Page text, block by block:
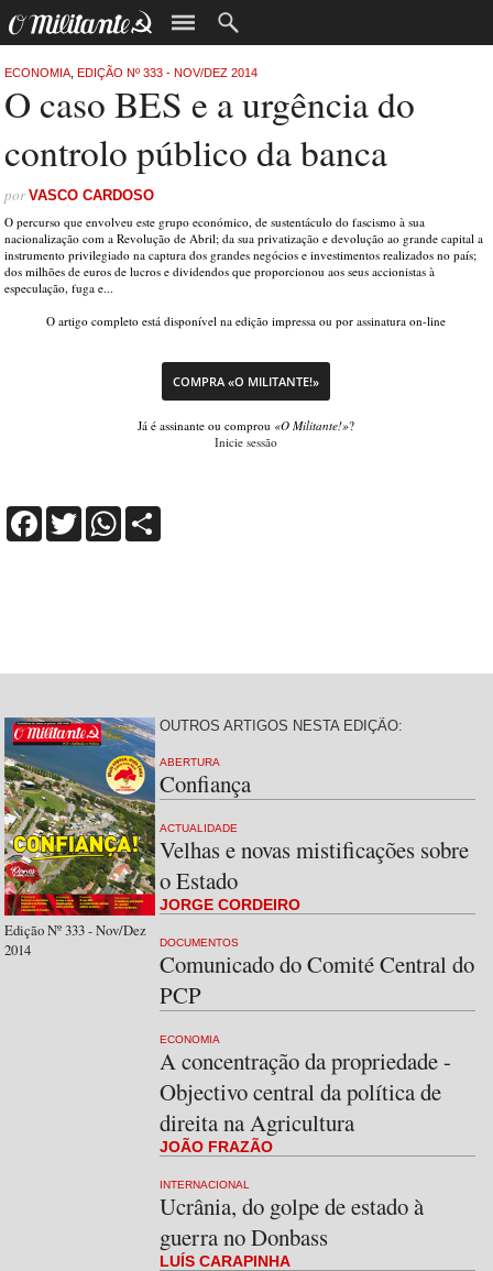
ECONOMIA ,EDIÇÃO Nº 333 - NOV/DEZ 2014
O caso BES e a urgência do
controlo público da banca
porVASCO CARDOSO
O percurso que envolveu este grupo económico, de sustentáculo do fascismo à sua
nacionalização com a Revolução de Abril; da sua privatização e devolução ao grande capital a
instrumento privilegiado na captura dos grandes negócios e investimentos realizados no país;
dos milhões de euros de lucros e dividendos que proporcionou aos seus accionistas à
especulação, fuga e...
O artigo completo está disponível na edição impressa ou por assinatura on-line
COMPRA «O MILITANTE!»
Já é assinante ou comprou «O Militante!»?
Inicie sessão
FacebookTwitterWhatsApp
Edição Nº 333 - Nov/Dez
2014
OUTROS ARTIGOS NESTA EDIÇÃO:
ABERTURA
Confiança
ACTUALIDADE
Velhas e novas mistificações sobre
o Estado
JORGE CORDEIRO
DOCUMENTOS
Comunicado do Comité Central do
PCP
ECONOMIA
A concentração da propriedade -
Objectivo central da política de
direita na Agricultura
JOÃO FRAZÃO
INTERNACIONAL
Ucrânia, do golpe de estado à
guerra no Donbass
LUÍS CARAPINHA